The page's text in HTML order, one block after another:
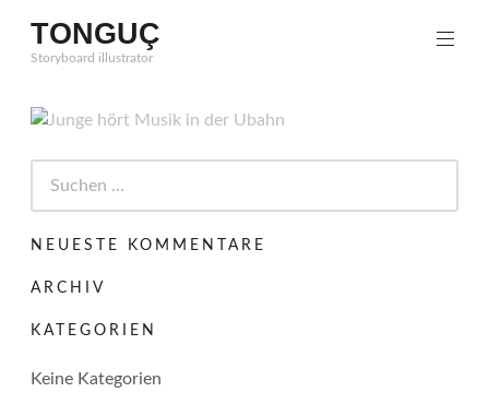
Inhalt
springen
TONGUÇ
Storyboard illustrator
NEUESTE KOMMENTARE
ARCHIV
KATEGORIEN
Keine Kategorien